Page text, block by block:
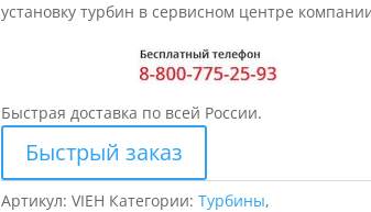
установку турбин в сервисном центре
Быстрая доставка по всей России.
Быстрый заказ
Артикул:VIEH Категории:Турбины,